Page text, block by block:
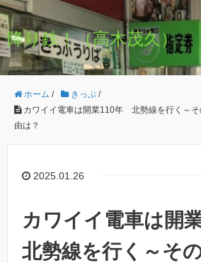
降り鉄！（高木茂久）
ホーム / きっぷ /
カワイイ電車は開業110年 北勢線を行く～
由は？
2025.01.26
カワイイ電車は開
北勢線を行く～そ